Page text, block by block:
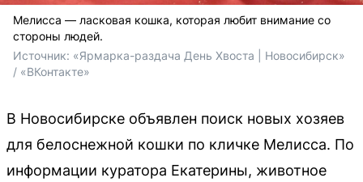
Мелисса — ласковая кошка, которая любит внимание со
стороны людей.
Источник: «Ярмарка-раздача День Хвоста | Новосибирск»
/ «ВКонтакте»
В Новосибирске объявлен поиск новых хозяев
для белоснежной кошки по кличке Мелисса. По
информации куратора Екатерины, животное